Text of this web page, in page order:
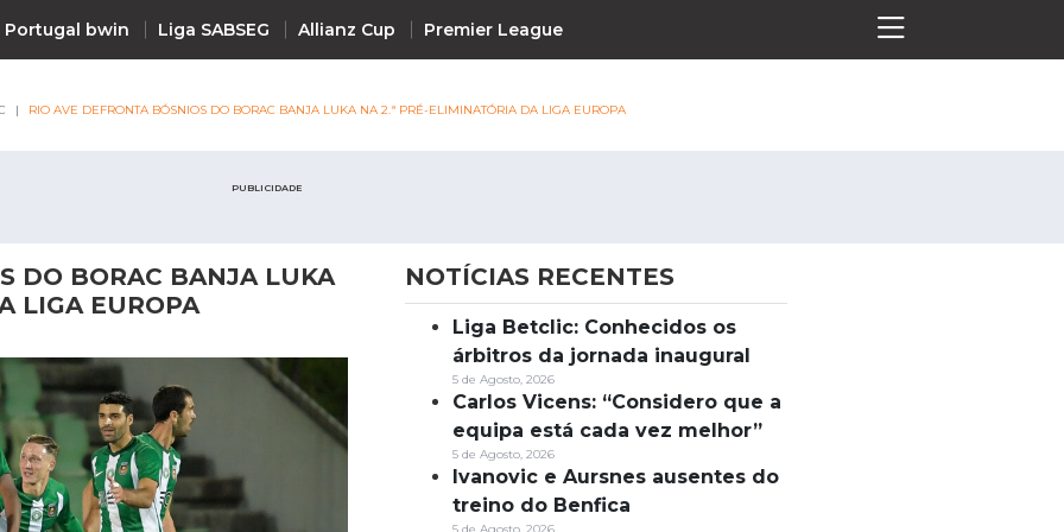
Portugal bwin Liga SABSEG Allianz Cup Premier League
Termos e Condições
Política de Privacidade
RIO AVE DEFRONTA BÓSNIOS DO BORAC BANJA LUKA NA 2.ª PRÉ-ELIMINATÓRIA DA LIGA EUROPA
PUBLICIDADE
DO BORAC BANJA LUKA
LIGA EUROPA
NOTÍCIAS RECENTES
Liga Betclic: Conhecidos os
árbitros da jornada inaugural
5 de Agosto, 2026
Carlos Vicens: “Considero que a
equipa está cada vez melhor”
5 de Agosto, 2026
Ivanovic e Aursnes ausentes do
treino do Benfica